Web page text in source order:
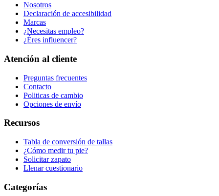
Nosotros
Declaración de accesibilidad
Marcas
¿Necesitas empleo?
¿Éres influencer?
Atención al cliente
Preguntas frecuentes
Contacto
Politicas de cambio
Opciones de envío
Recursos
Tabla de conversión de tallas
¿Cómo medir tu pie?
Solicitar zapato
Llenar cuestionario
Categorías